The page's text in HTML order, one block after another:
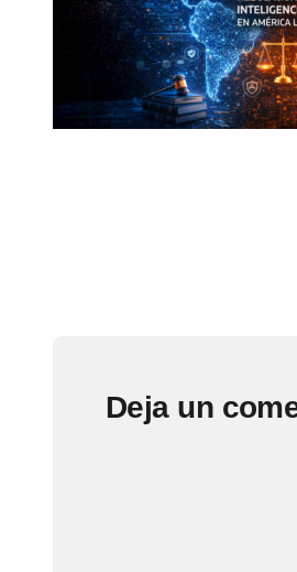
Deja un